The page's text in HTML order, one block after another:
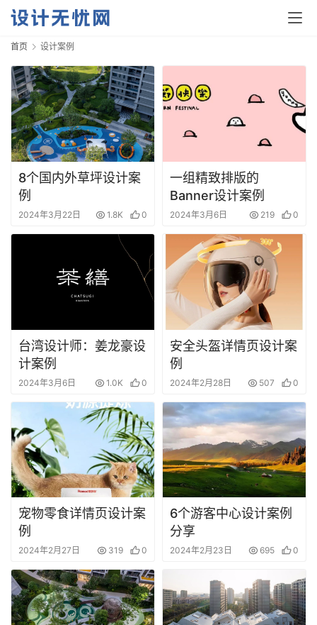
首页 设计案例
8个国内外草坪设计案
例
2024年3月22日 1.8K 0
一组精致排版的
Banner设计案例
2024年3月6日 219 0
台湾设计师：姜龙豪设
计案例
2024年3月6日 1.0K 0
安全头盔详情页设计案
例
2024年2月28日 507 0
宠物零食详情页设计案
例
2024年2月27日 319 0
6个游客中心设计案例
分享
2024年2月23日 695 0